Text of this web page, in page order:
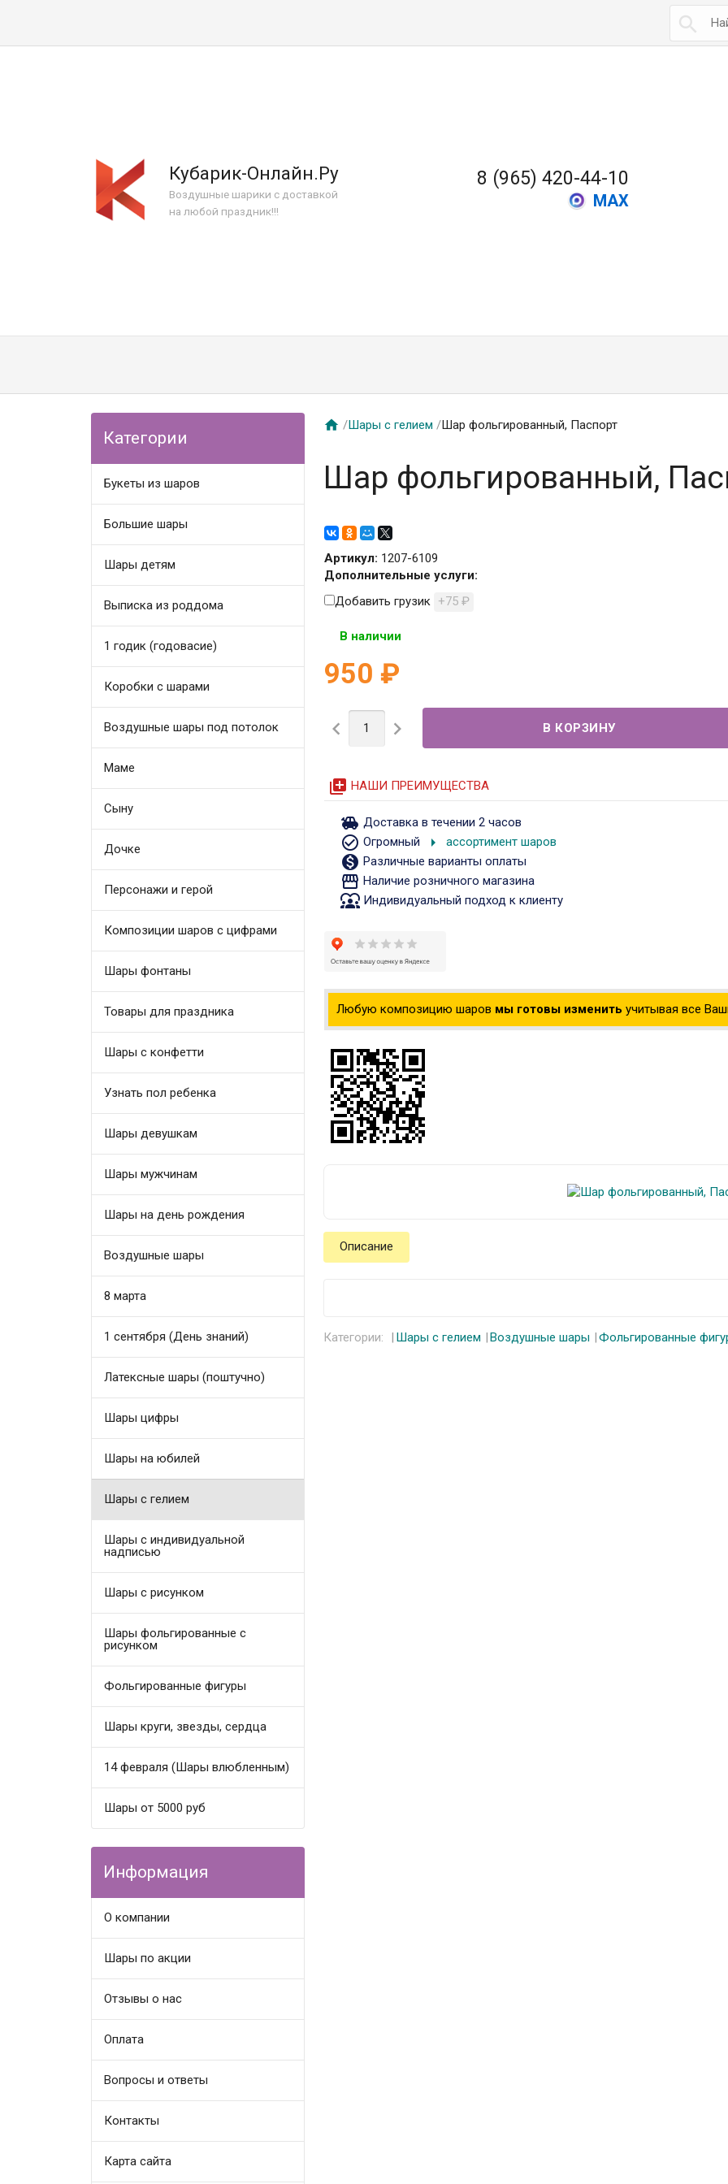

Кубарик-Онлайн.Ру
Воздушные шарики с доставкой
на любой праздник!!!
8 (965) 420-44-10
MAX
Категории
Букеты из шаров
Большие шары
Шары детям
Выписка из роддома
1 годик (годовасие)
Коробки с шарами
Воздушные шары под потолок
Маме
Сыну
Дочке
Персонажи и герой
Композиции шаров с цифрами
Шары фонтаны
Товары для праздника
Шары с конфетти
Узнать пол ребенка
Шары девушкам
Шары мужчинам
Шары на день рождения
Воздушные шары
8 марта
1 сентября (День знаний)
Латексные шары (поштучно)
Шары цифры
Шары на юбилей
Шары с гелием
Шары с индивидуальной
надписью
Шары с рисунком
Шары фольгированные с
рисунком
Фольгированные фигуры
Шары круги, звезды, сердца
14 февраля (Шары влюбленным)
Шары от 5000 руб
Информация
О компании
Шары по акции
Отзывы о нас
Оплата
Вопросы и ответы
Контакты
Карта сайта
 /Шары с гелием /Шар фольгированный, Паспорт
Шар фольгированный,
Артикул: 1207-6109
Дополнительные услуги:
Добавить грузик
+75 ₽
В наличии
950 ₽
 
queue НАШИ ПРЕИМУЩЕСТВА
toys Доставка в течении 2 часов
check_circle_outline Огромный arrow_right ассортимент шаров
monetization_on Различные варианты оплаты
storefront Наличие розничного магазина
diversity_1Индивидуальный подход к клиенту
Любую композицию шаров мы готовы изменить учитывая все
Описание
Категории: Шары с гелием Воздушные шары Фольгированные